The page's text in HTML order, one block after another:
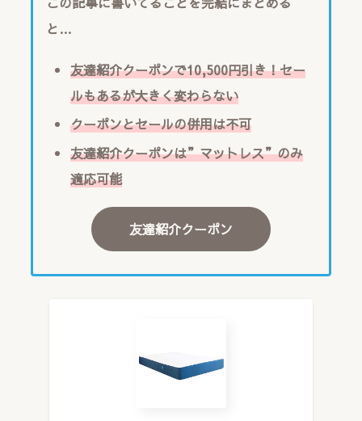
と…
友達紹介クーポンで10,500円引き！セー
ルもあるが大きく変わらない
クーポンとセールの併用は不可
友達紹介クーポンは”マットレス”のみ
適応可能
友達紹介クーポン